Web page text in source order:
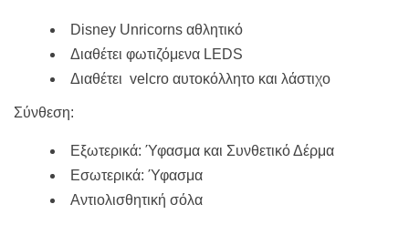
Disney Unricorns αθλητικό
Διαθέτει φωτιζόμενα LEDS
Διαθέτει velcro αυτοκόλλητο και λάστιχο
Σύνθεση:
Εξωτερικά: Ύφασμα και Συνθετικό Δέρμα
Εσωτερικά: Ύφασμα
Αντιολισθητική σόλα